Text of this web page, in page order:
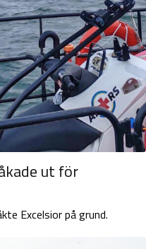
ut för
Excelsior på grund.